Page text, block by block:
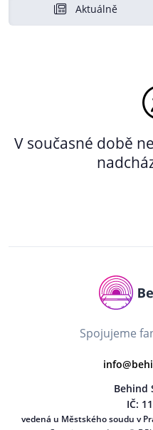
Aktuálně
V současné době
Spojujeme
Behind
IČ:
vedená u Městského soudu v